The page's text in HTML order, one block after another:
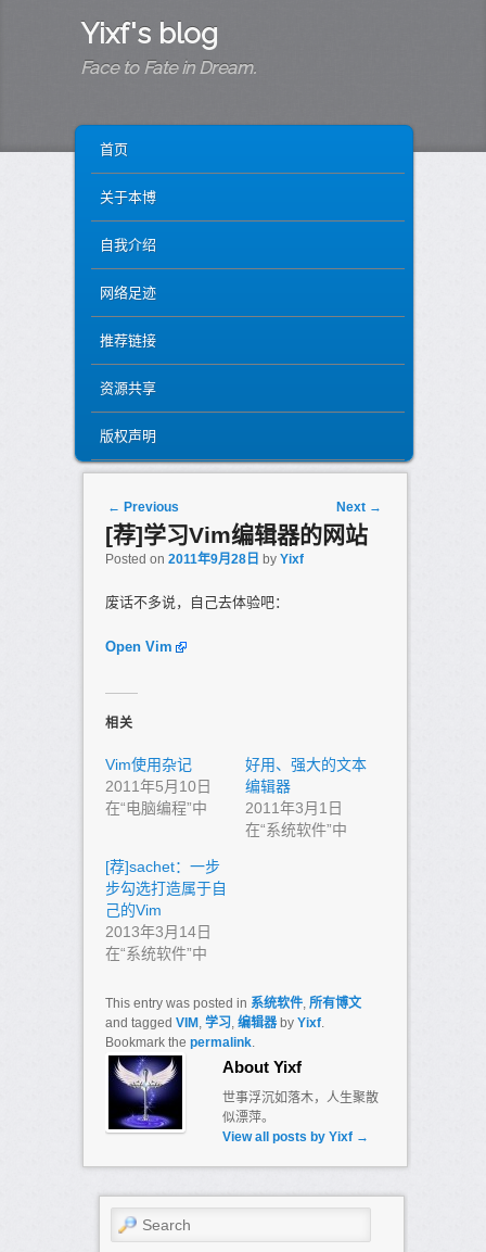
Yixf's blog
Face to Fate in Dream.
SKIP TO PRIMARY CONTENT
SKIP TO SECONDARY CONTENT
首页
关于本博
自我介绍
网络足迹
推荐链接
资源共享
版权声明
Post navigation
← Previous Next →
[荐]学习Vim编辑器的网站
Posted on 2011年9月28日 by Yixf
废话不多说，自己去体验吧：
Open Vim
相关
Vim使用杂记
2011年5月10日
在“电脑编程”中
好用、强大的文本
编辑器
2011年3月1日
在“系统软件”中
[荐]sachet：一步
步勾选打造属于自
己的Vim
2013年3月14日
在“系统软件”中
This entry was posted in 系统软件, 所有博文
and tagged VIM , 学习, 编辑器by Yixf.
Bookmark the permalink.
About Yixf
世事浮沉如落木，人生聚散
似漂萍。
View all posts by Yixf →
Search